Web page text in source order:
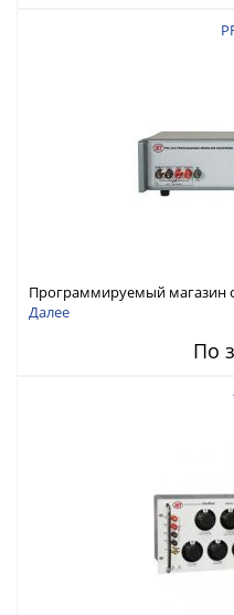
Программируемый магазин
погрешность 70 ppm,
Далее
По